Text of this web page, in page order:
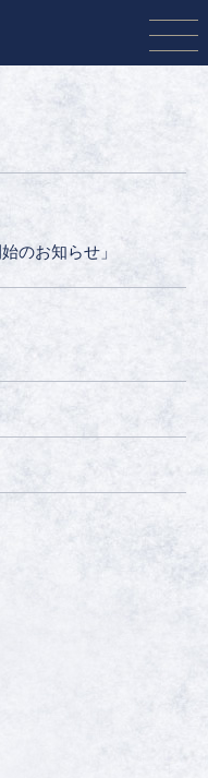
のお知らせ」